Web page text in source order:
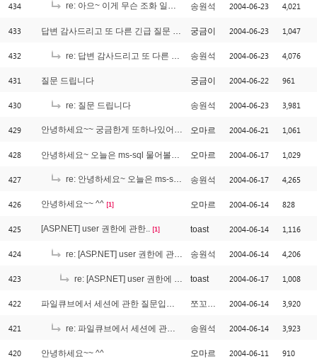
434 re: 아으~ 이게 무슨 조화 일까요... ㅠㅜ [1]
송원석 2004-06-23 4,021
433 답변 감사드리고 또 다른 긴급 질문 입니다. 궁금이 2004-06-23 1,047
432 re: 답변 감사드리고 또 다른 긴급 질문 입니다. 송원석 2004-06-23 4,076
431 질문 드립니다 궁금이 2004-06-22 961
430 re: 질문 드립니다 송원석 2004-06-23 3,981
429 안녕하세요~~ 궁금한게 또하나있어여~ ^^ [2]
오마르 2004-06-21 1,061
428 안녕하세요~ 오늘은 ms-sql 물어볼게 있는데요.. ^-^ 오마르 2004-06-17 1,029
427 re: 안녕하세요~ 오늘은 ms-sql 물어볼게 있는데요.. ^-^ 송원석 2004-06-17 4,265
426 안녕하세요~~ ^^ [1] 오마르 2004-06-14 828
425 [ASP.NET] user 권한에 관한.. [1] toast 2004-06-14 1,116
424 re: [ASP.NET] user 권한에 관한.. 송원석 2004-06-14 4,206
423 re: [ASP.NET] user 권한에 관한.. toast 2004-06-17 1,008
422 파일큐브에서 세션에 관한 질문입니다 쪼꼬만이 2004-06-14 3,920
421 re: 파일큐브에서 세션에 관한 질문입니다 송원석 2004-06-14 3,923
420 안녕하세요~~ ^^ 오마르 2004-06-11 910